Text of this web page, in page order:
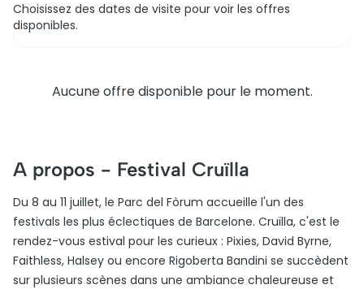
Choisissez des dates de visite pour voir les offres
disponibles.
Aucune offre disponible pour le moment.
A propos - Festival Cruïlla
Du 8 au 11 juillet, le Parc del Fòrum accueille l'un des
festivals les plus éclectiques de Barcelone. Cruïlla, c'est le
rendez-vous estival pour les curieux : Pixies, David Byrne,
Faithless, Halsey ou encore Rigoberta Bandini se succèdent
sur plusieurs scènes dans une ambiance chaleureuse et